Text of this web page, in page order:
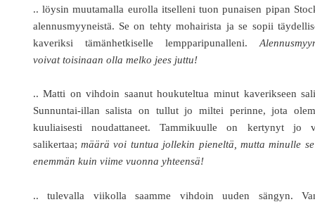
.. löysin muutamalla eurolla itselleni tuon punaisen pipan
alennusmyyneistä. Se on tehty mohairista ja se sopii
kaveriksi tämänhetkiselle lempparipunalleni.
voivat toisinaan olla melko jees juttu!
.. Matti on vihdoin saanut houkuteltua minut kaverikseen
Sunnuntai-illan salista on tullut jo miltei perinne, jota
kuuliaisesti noudattaneet. Tammikuulle on kertynyt jo
salikertaa; määrä voi tuntua jollekin pieneltä, mutta minulle
enemmän kuin viime vuonna yhteensä!
.. tulevalla viikolla saamme vihdoin uuden sängyn.